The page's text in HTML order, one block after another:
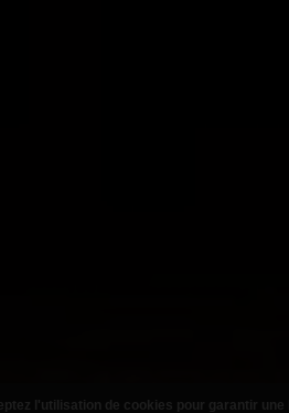
l'utilisation de cookies pour garantir